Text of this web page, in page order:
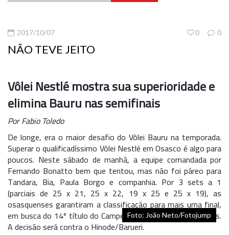
2017/10/07 0
0
NÃO TEVE JEITO
Vôlei Nestlé mostra sua superioridade e
elimina Bauru nas semifinais
Por Fabio Toledo
De longe, era o maior desafio do Vôlei Bauru na temporada.
Superar o qualificadíssimo Vôlei Nestlé em Osasco é algo para
poucos. Neste sábado de manhã, a equipe comandada por
Fernando Bonatto bem que tentou, mas não foi páreo para
Tandara, Bia, Paula Borgo e companhia. Por 3 sets a 1
(parciais de 25 x 21, 25 x 22, 19 x 25 e 25 x 19), as
osasquenses garantiram a classificação para mais uma final,
em busca do 14º título do Campeonato Paulista em 17 anos.
A decisão será contra o Hinode/Barueri.
Foto: João Neto/Fotojump